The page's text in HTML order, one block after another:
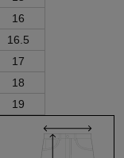
16
16.5
17
18
19